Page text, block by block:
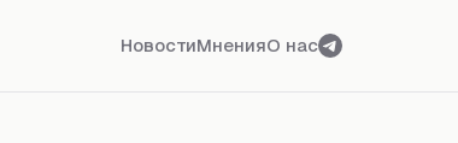
НовостиМненияО нас